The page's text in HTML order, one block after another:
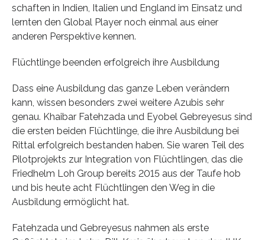
schaften in Indien, Italien und England im Einsatz und
lernten den Global Player noch einmal aus einer
anderen Perspektive kennen.
Flüchtlinge beenden erfolgreich ihre Ausbildung
Dass eine Ausbildung das ganze Leben verändern
kann, wissen besonders zwei weitere Azubis sehr
genau. Khaibar Fatehzada und Eyobel Gebreyesus sind
die ersten beiden Flüchtlinge, die ihre Ausbildung bei
Rittal erfolgreich bestanden haben. Sie waren Teil des
Pilotprojekts zur Integration von Flüchtlingen, das die
Friedhelm Loh Group bereits 2015 aus der Taufe hob
und bis heute acht Flüchtlingen den Weg in die
Ausbildung ermöglicht hat.
Fatehzada und Gebreyesus nahmen als erste